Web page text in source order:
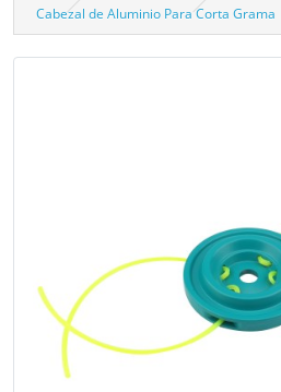
Cabezal de Aluminio Para Corta Grama